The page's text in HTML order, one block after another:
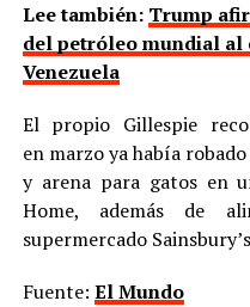
Lee también: Trump
del petróleo mundial al
Venezuela
El propio Gillespie
en marzo ya había
y arena para gatos en
Home, además de
supermercado
Fuente: El Mundo